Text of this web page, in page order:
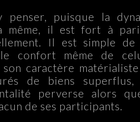
penser, puisque la
même, il est fort à
Il est simple
confort même de
son caractère
de biens
perverse alors
de ses participants.